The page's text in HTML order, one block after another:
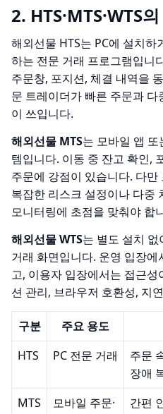
2. HTS·MTS·WTS
해외선물 HTS는 PC에 설치
하는 전문 거래 프로그램입니
주문창, 포지션, 체결 내역을
문 트레이더가 빠른 주문과
이 쓰입니다.
해외선물 MTS는 모바일 앱
템입니다. 이동 중 잔고 확인,
주문에 강점이 있습니다. 다
복잡한 리스크 설정이나 다중
모니터링에 초점을 맞춰야 합
해외선물 WTS는 별도 설치
거래 화면입니다. 운영 입장
고, 이용자 입장에서는 접근
션 관리, 브라우저 호환성, 지
구분 주요 용도
HTS
PC 전문 거래
주문
장애
MTS
모바일 주문·
간편